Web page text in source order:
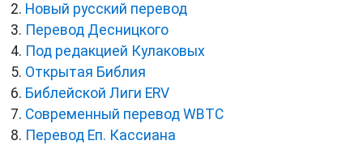
Новый русский перевод
Перевод Десницкого
Под редакцией Кулаковых
Открытая Библия
Библейской Лиги ERV
Cовременный перевод WBTC
Перевод Еп. Кассиана